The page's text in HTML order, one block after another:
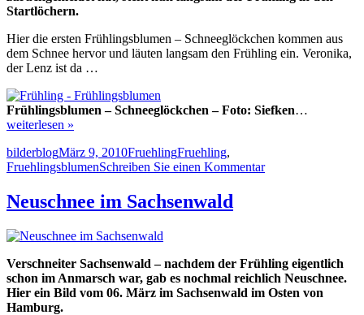
Startlöchern.
Hier die ersten Frühlingsblumen – Schneeglöckchen kommen aus
dem Schnee hervor und läuten langsam den Frühling ein. Veronika,
der Lenz ist da …
Frühlingsblumen – Schneeglöckchen – Foto: Siefken…
weiterlesen »
Autor
bilderblogVeröffentlicht
am
März 9, 2010Kategorien
FruehlingSchlagwörter
Fruehling,
FruehlingsblumenSchreiben Sie einen Kommentarzu
Neuschnee im Sachsenwald
Verschneiter Sachsenwald – nachdem der Frühling eigentlich
schon im Anmarsch war, gab es nochmal reichlich Neuschnee.
Hier ein Bild vom 06. März im Sachsenwald im Osten von
Hamburg.